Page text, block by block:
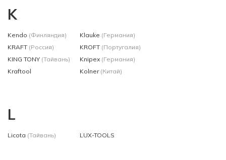
K
Kendo (Финляндия)
KRAFT (Россия)
KING TONY (Тайвань)
Kraftool
Klauke (Германия)
KROFT (Португалия)
Knipex (Германия)
Kolner (Китай)
L
Licota (Тайвань) LUX-TOOLS